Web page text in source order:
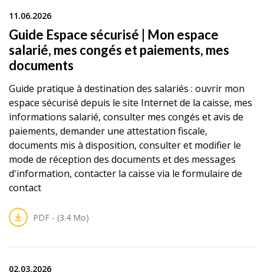
11.06.2026
Guide Espace sécurisé | Mon espace
salarié, mes congés et paiements, mes
documents
Guide pratique à destination des salariés : ouvrir mon
espace sécurisé depuis le site Internet de la caisse, mes
informations salarié, consulter mes congés et avis de
paiements, demander une attestation fiscale,
documents mis à disposition, consulter et modifier le
mode de réception des documents et des messages
d'information, contacter la caisse via le formulaire de
contact
PDF - (3.4 Mo)
02.03.2026